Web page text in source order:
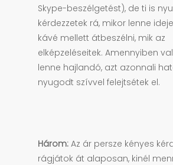
Skype-beszélgetést), de ti is
kérdezzetek rá, mikor lenne
kávé mellett átbeszélni, mik az
elképzeléseitek. Amennyiben
lenne hajlandó, azt azonnali
nyugodt szívvel felejtsétek el.
Három: Az ár persze kényes
rágjátok át alaposan, kinél